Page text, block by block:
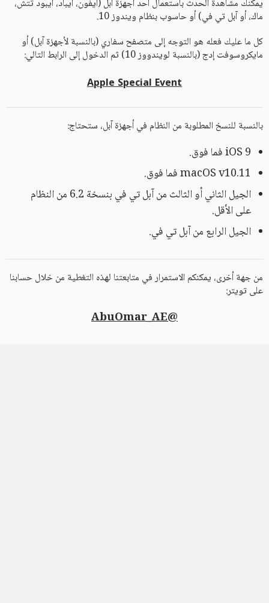
يمكنك مشاهدة الحدث باستعمال أحد أجهزة آبل (آيفون، آيباد، آيبود تتش،
ماك، أو آبل تي في) أو حاسوب بنظام ويندوز 10.
كل ما عليك فعله هو التوجه إلى متصفح سفاري (بالنسبة لأجهزة آبل) أو
مايكروسوفت إدج (بالنسبة لويندووز 10) ثم الدخول إلى الرابط التالي:
Apple Special Event
بالنسبة للنسخ المطلوبة من النظام في أجهزة آبل، ستحتاج:
iOS 9 فما فوق.
macOS v10.11 فما فوق.
الجيل الثاني أو الثالث من آبل تي في بنسخة 6.2 من النظام
على الأقل.
الجيل الرابع من آبل تي في.
من جهة أخرى، يمكنكم الاستمرار في متابعتنا لهذه التغطية من خلال حسابنا
على تويتر:
@AbuOmar_AE